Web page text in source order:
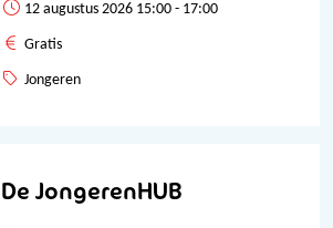
12 augustus 2026 15:00 - 17:00
Gratis
Jongeren
De JongerenHUB